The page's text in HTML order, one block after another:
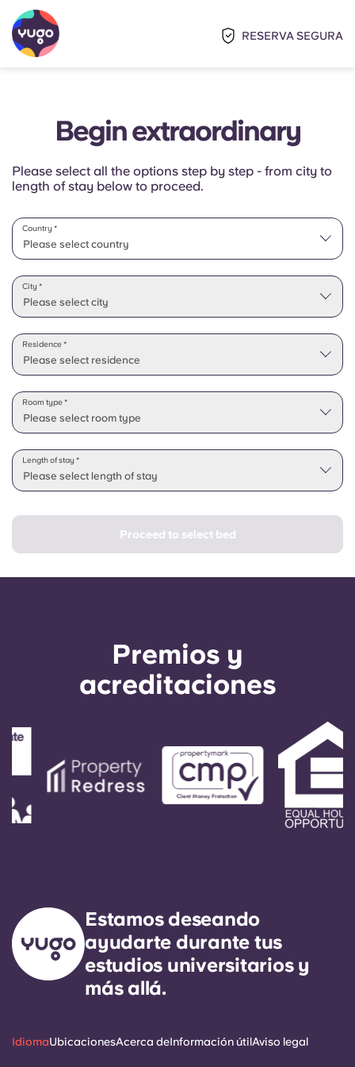
RESERVA SEGURA
Begin extraordinary
Please select all the options step by step - from city to
length of stay below to proceed.
Please select country
Country *
Please select state
Please select city
City *
Please select residence
Residence *
Please select room type
Room type *
Please select length of stay
Length of stay *
Proceed to select bed
Premios y
acreditaciones
Estamos deseando
ayudarte durante tus
estudios universitarios y
más allá.
IdiomaUbicacionesAcerca deInformación útilAviso legal